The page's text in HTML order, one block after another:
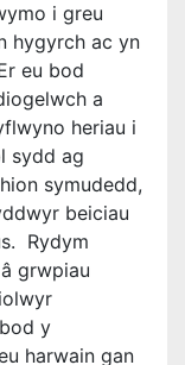
i greu
hygyrch ac yn
eu bod
a
heriau i
sydd ag
symudedd,
beiciau
Rydym
grwpiau
y
harwain gan